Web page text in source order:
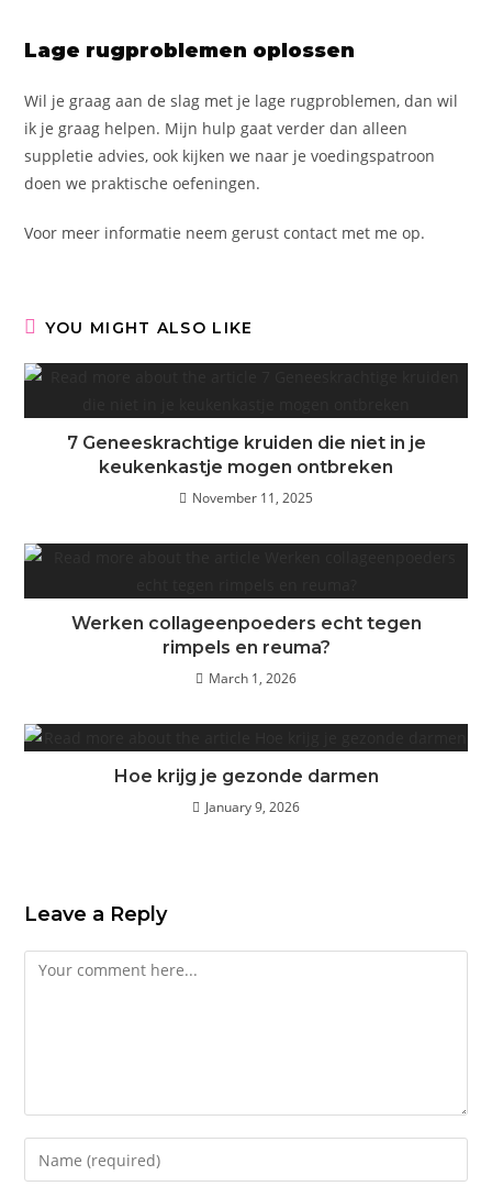
Lage rugproblemen oplossen
Wil je graag aan de slag met je lage rugproblemen, dan wil
ik je graag helpen. Mijn hulp gaat verder dan alleen
suppletie advies, ook kijken we naar je voedingspatroon
doen we praktische oefeningen.
Voor meer informatie neem gerust contact met me op.
YOU MIGHT ALSO LIKE
7 Geneeskrachtige kruiden die niet in je
keukenkastje mogen ontbreken
November 11, 2025
Werken collageenpoeders echt tegen
rimpels en reuma?
March 1, 2026
Hoe krijg je gezonde darmen
January 9, 2026
Leave a Reply